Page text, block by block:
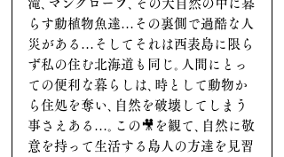
滝､マングローブ､その大自然の中に暮
らす動植物魚達…その裏側で過酷な人
災がある…そしてそれは西表島に限ら
ず私の住む北海道も同じ｡人間にとっ
ての便利な暮らしは､時として動物か
ら住処を奪い､自然を破壊してしまう
事さえある…｡この🎥を観て､自然に敬
意を持って生活する島人の方達を見習